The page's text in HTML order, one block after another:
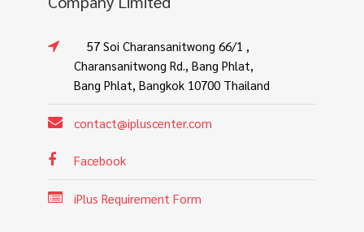
57 Soi Charansanitwong 66/1 ,
Charansanitwong Rd., Bang Phlat,
Bang Phlat, Bangkok 10700 Thailand
contact@ipluscenter.com
Facebook
iPlus Requirement Form